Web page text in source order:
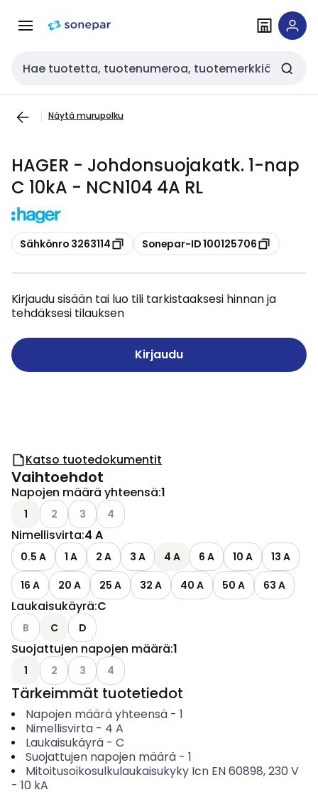
navigointiinsisältöön
Haku
Näytä murupolku
HAGER - Johdonsuojakatk. 1-nap
C 10kA - NCN104 4A RL
Kopioi
Sähkönro 3263114 Kopioi
Sonepar-ID 100125706
Kirjaudu sisään tai luo tili tarkistaaksesi hinnan ja
tehdäksesi tilauksen
Kirjaudu
Katso tuotedokumentit
Vaihtoehdot
Napojen määrä yhteensä:1
1 Katso käytettävissä olevat vaihtoehdot
2 Katso käytettävissä olevat vaihtoehdot
3 Katso käytettävissä olevat vaihtoehdot
4
Nimellisvirta:4 A
0.5 A 1 A 2 A 3 A 4 A 6 A 10 A
13 A
16 A
20 A 25 A 32 A 40 A 50 A 63 A
Laukaisukäyrä:C
Katso käytettävissä olevat vaihtoehdot
B C D
Suojattujen napojen määrä:1
1 Katso käytettävissä olevat vaihtoehdot
2 Katso käytettävissä olevat vaihtoehdot
3 Katso käytettävissä olevat vaihtoehdot
4
Tärkeimmät tuotetiedot
Napojen määrä yhteensä- 1
Nimellisvirta- 4 A
Laukaisukäyrä- C
Suojattujen napojen määrä- 1
Mitoitusoikosulkulaukaisukyky Icn EN 60898, 230 V
- 10 kA